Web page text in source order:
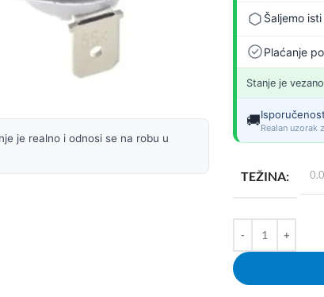
je realno i odnosi se na robu u
Šaljemo
Plaćanje
Stanje je
🚚Realan uzorak
TEŽINA